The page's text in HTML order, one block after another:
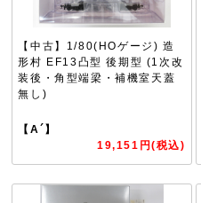
【中古】1/80(HOゲージ) 造
形村 EF13凸型 後期型 (1次改
装後・角型端梁・補機室天蓋
無し)
【A´】
19,151円(税込)